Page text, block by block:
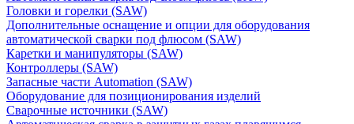
Головки и горелки (SAW)
Дополнительные оснащение и опции для оборудования
автоматической сварки под флюсом (SAW)
Каретки и манипуляторы (SAW)
Контроллеры (SAW)
Запасные части Automation (SAW)
Оборудование для позиционирования изделий
Сварочные источники (SAW)